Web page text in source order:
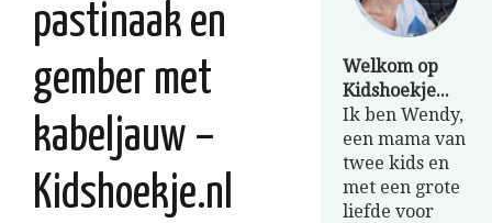
pastinaak en
gember met
kabeljauw –
Kidshoekje.nl
Welkom op
Kidshoekje...
Ik ben Wendy,
een mama van
twee kids en
met een grote
liefde voor